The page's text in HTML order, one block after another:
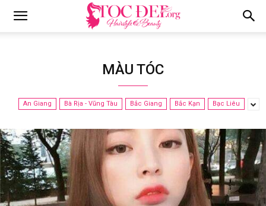
MÀU TÓC
An Giang Bà Rịa - Vũng Tàu Bắc Giang Bắc Kạn Bạc Liêu